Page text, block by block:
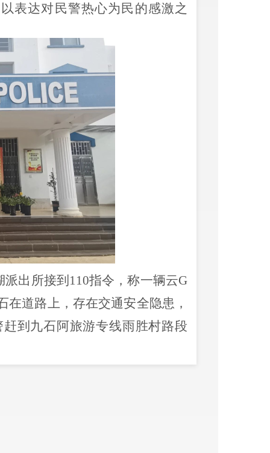
表达对民警热心为民的感激之
出所接到110指令，称一辆云G
道路上，存在交通安全隐患，
到九石阿旅游专线雨胜村路段